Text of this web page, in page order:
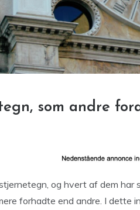
som andre
og hvert af dem har
forhadte end andre. I dette